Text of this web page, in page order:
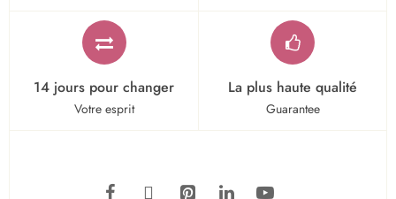
14 jours pour changer
Votre esprit
La plus haute qualité
Guarantee